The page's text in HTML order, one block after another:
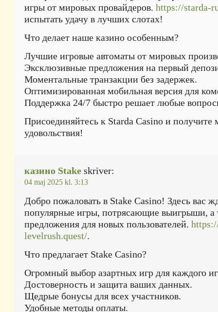
игры от мировых провайдеров. https://starda-
испытать удачу в лучших слотах!
Что делает наше казино особенным?
Лучшие игровые автоматы от мировых
Эксклюзивные предложения на первый
Моментальные транзакции без задержек.
Оптимизированная мобильная версия для
Поддержка 24/7 быстро решает любые
Присоединяйтесь к Starda Casino и получите
удовольствия!
казино Stake skriver:
04 maj 2025 kl. 3:13
Добро пожаловать в Stake Casino! Здесь вас
популярные игры, потрясающие выигрыши, а
предложения для новых пользователей.
levelrush.quest/.
Что предлагает Stake Casino?
Огромный выбор азартных игр для каждого
Достоверность и защита ваших данных.
Щедрые бонусы для всех участников.
Удобные методы оплаты.